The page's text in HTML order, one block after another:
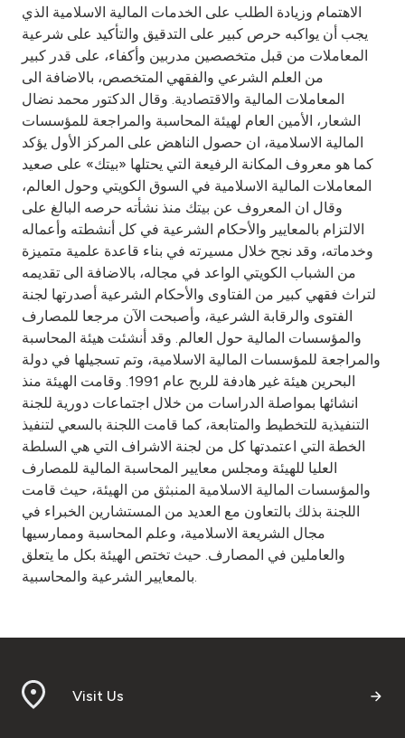
UK
Kingdom of Bahrain
الاهتمام وزيادة الطلب على الخدمات المالية الاسلامية الذي
يجب أن يواكبه حرص كبير على التدقيق والتأكيد على شرعية
المعاملات من قبل متخصصين مدربين وأكفاء، على قدر كبير
من العلم الشرعي والفقهي المتخصص، بالاضافة الى
المعاملات المالية والاقتصادية. وقال الدكتور محمد نضال
الشعار، الأمين العام لهيئة المحاسبة والمراجعة للمؤسسات
المالية الاسلامية، ان حصول الناهض على المركز الأول يؤكد
كما هو معروف المكانة الرفيعة التي يحتلها «بيتك» على صعيد
المعاملات المالية الاسلامية في السوق الكويتي وحول العالم،
وقال ان المعروف عن بيتك منذ نشأته حرصه البالغ على
الالتزام بالمعايير والأحكام الشرعية في كل أنشطته وأعماله
وخدماته، وقد نجح خلال مسيرته في بناء قاعدة علمية متميزة
من الشباب الكويتي الواعد في مجاله، بالاضافة الى تقديمه
لتراث فقهي كبير من الفتاوى والأحكام الشرعية أصدرتها لجنة
الفتوى والرقابة الشرعية، وأصبحت الآن مرجعا للمصارف
والمؤسسات المالية حول العالم. وقد أنشئت هيئة المحاسبة
والمراجعة للمؤسسات المالية الاسلامية، وتم تسجيلها في دولة
البحرين هيئة غير هادفة للربح عام 1991. وقامت الهيئة منذ
انشائها بمواصلة الدراسات من خلال اجتماعات دورية للجنة
التنفيذية للتخطيط والمتابعة، كما قامت اللجنة بالسعي لتنفيذ
الخطة التي اعتمدتها كل من لجنة الاشراف التي هي السلطة
العليا للهيئة ومجلس معايير المحاسبة المالية للمصارف
والمؤسسات المالية الاسلامية المنبثق من الهيئة، حيث قامت
اللجنة بذلك بالتعاون مع العديد من المستشارين الخبراء في
مجال الشريعة الاسلامية، وعلم المحاسبة وممارسيها
والعاملين في المصارف. حيث تختص الهيئة بكل ما يتعلق
بالمعايير الشرعية والمحاسبية.
Visit Us